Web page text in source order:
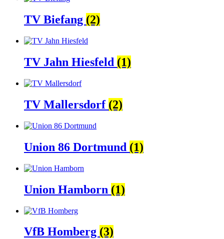
TV Biefang (2)
TV Jahn Hiesfeld (1)
TV Mallersdorf (2)
Union 86 Dortmund (1)
Union Hamborn (1)
VfB Homberg (3)